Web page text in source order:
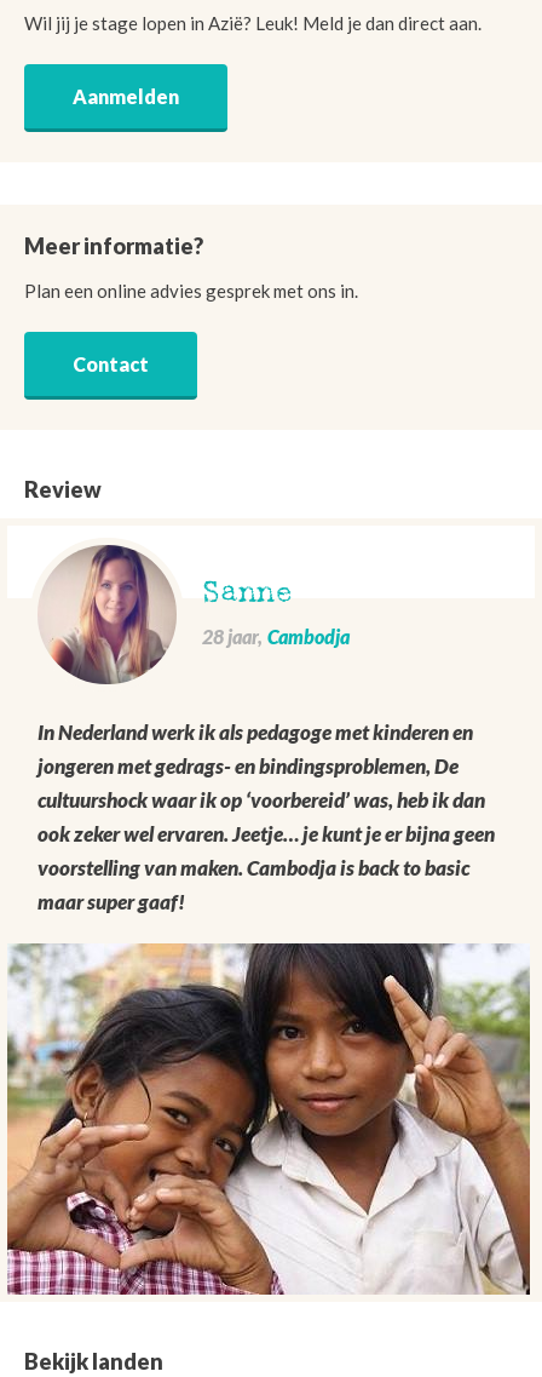
Wil jij je stage lopen in Azië? Leuk! Meld je dan direct aan.
Aanmelden
Meer informatie?
Plan een online advies gesprek met ons in.
Contact
Review
Sanne
28 jaar, Cambodja
In Nederland werk ik als pedagoge met kinderen en
jongeren met gedrags- en bindingsproblemen, De
cultuurshock waar ik op ‘voorbereid’ was, heb ik dan
ook zeker wel ervaren. Jeetje… je kunt je er bijna geen
voorstelling van maken. Cambodja is back to basic
maar super gaaf!
Bekijk landen